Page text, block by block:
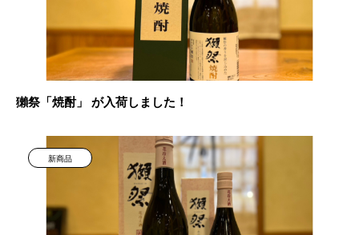
獺祭「焼酎」 が入荷しました！
新商品